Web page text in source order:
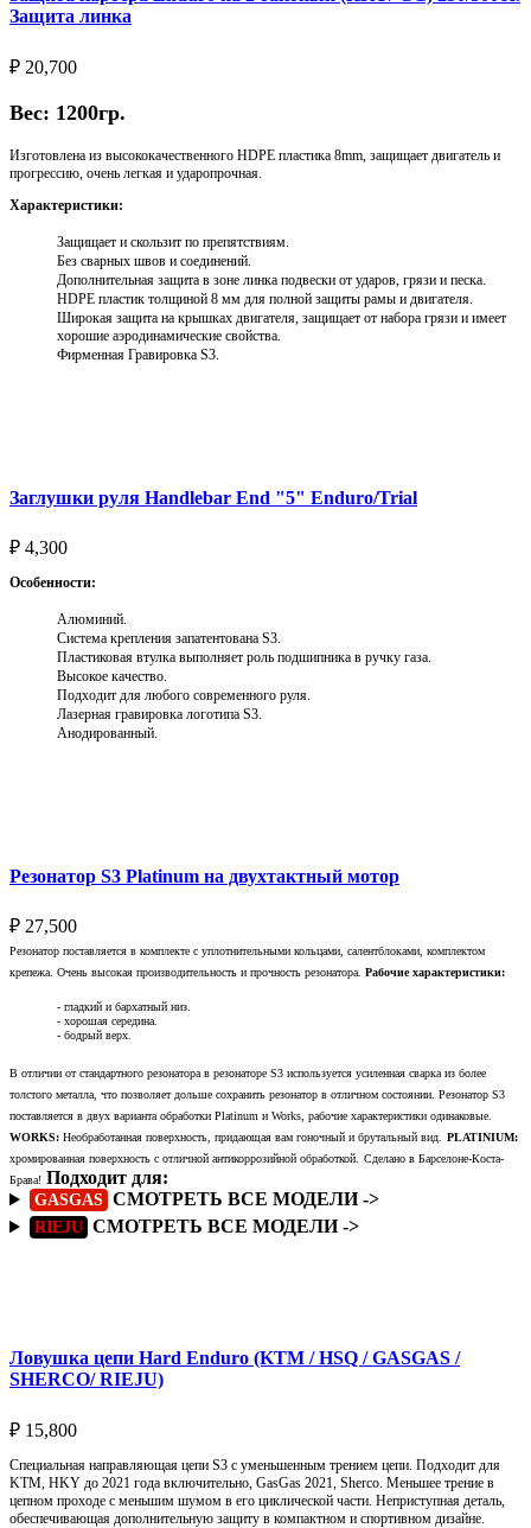
Защита линка
₽ 20,700
Вес: 1200гр.
Изготовлена из высококачественного HDPE пластика 8mm, защищает двигатель и
прогрессию, очень легкая и ударопрочная.
Характеристики:
Защищает и скользит по препятствиям.
Без сварных швов и соединений.
Дополнительная защита в зоне линка подвески от ударов, грязи и песка.
HDPE пластик толщиной 8 мм для полной защиты рамы и двигателя.
Широкая защита на крышках двигателя, защищает от набора грязи и имеет
хорошие аэродинамические свойства.
Фирменная Гравировка S3.
Заглушки руля Handlebar End "5" Enduro/Trial
₽ 4,300
Особенности:
Алюминий.
Система крепления запатентована S3.
Пластиковая втулка выполняет роль подшипника в ручку газа.
Высокое качество.
Подходит для любого современного руля.
Лазерная гравировка логотипа S3.
Анодированный.
Резонатор S3 Platinum на двухтактный мотор
₽ 27,500
Резонатор поставляется в комплекте с уплотнительными кольцами, салентблоками, комплектом
крепежа. Очень высокая производительность и прочность резонатора. Рабочие характеристики:
- гладкий и бархатный низ.
- хорошая середина.
- бодрый верх.
В отличии от стандартного резонатора в резонаторе S3 используется усиленная сварка из более
толстого металла, что позволяет дольше сохранить резонатор в отличном состоянии. Резонатор S3
поставляется в двух варианта обработки Platinum и Works, рабочие характеристики одинаковые.
WORKS: Необработанная поверхность, придающая вам гоночный и брутальный вид. PLATINIUM:
хромированная поверхность с отличной антикоррозийной обработкой. Сделано в Барселоне-Коста-
Брава! Подходит для:
GASGAS СМОТРЕТЬ ВСЕ МОДЕЛИ ->
RIEJU СМОТРЕТЬ ВСЕ МОДЕЛИ ->
Ловушка цепи Hard Enduro (KTM / HSQ / GASGAS /
SHERCO/ RIEJU)
₽ 15,800
Специальная направляющая цепи S3 с уменьшенным трением цепи. Подходит для
KTM, HKY до 2021 года включительно, GasGas 2021, Sherco. Меньшее трение в
цепном проходе с меньшим шумом в его циклической части. Неприступная деталь,
обеспечивающая дополнительную защиту в компактном и спортивном дизайне.